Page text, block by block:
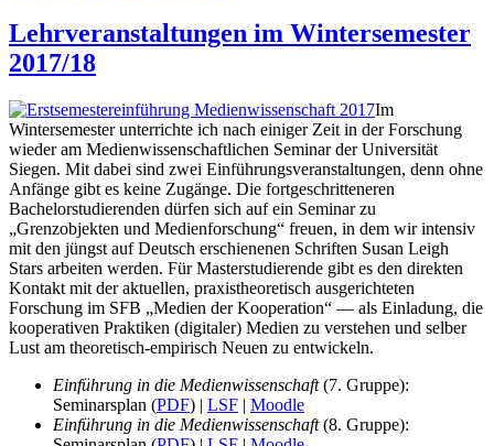
Lehrveranstaltungen im Wintersemester
2017/18
Im
Wintersemester unterrichte ich nach einiger Zeit in der Forschung
wieder am Medienwissenschaftlichen Seminar der Universität
Siegen. Mit dabei sind zwei Einführungsveranstaltungen, denn ohne
Anfänge gibt es keine Zugänge. Die fortgeschritteneren
Bachelorstudierenden dürfen sich auf ein Seminar zu
„Grenzobjekten und Medienforschung“ freuen, in dem wir intensiv
mit den jüngst auf Deutsch erschienenen Schriften Susan Leigh
Stars arbeiten werden. Für Masterstudierende gibt es den direkten
Kontakt mit der aktuellen, praxistheoretisch ausgerichteten
Forschung im SFB „Medien der Kooperation“ — als Einladung, die
kooperativen Praktiken (digitaler) Medien zu verstehen und selber
Lust am theoretisch-empirisch Neuen zu entwickeln.
Einführung in die Medienwissenschaft(7. Gruppe):
Seminarsplan (PDF) | LSF | Moodle
Einführung in die Medienwissenschaft(8. Gruppe):